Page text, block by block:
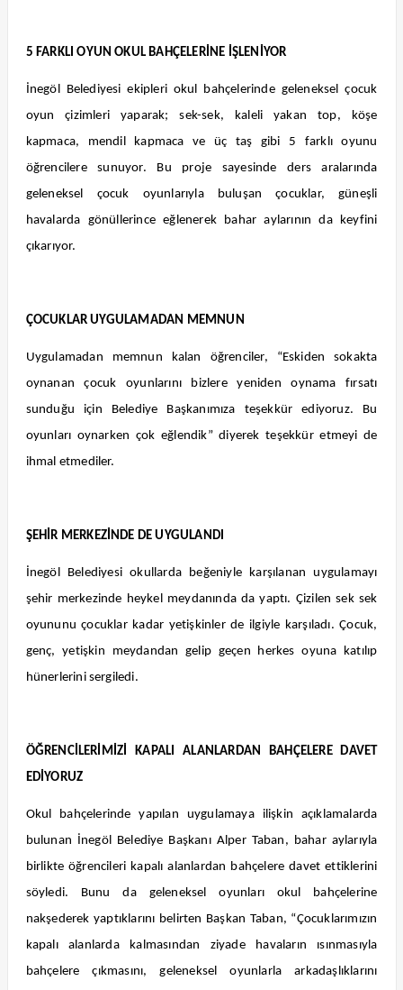
5 FARKLI OYUN OKUL BAHÇELERİNE İŞLENİYOR
İnegöl Belediyesi ekipleri okul bahçelerinde geleneksel çocuk
oyun çizimleri yaparak; sek-sek, kaleli yakan top, köşe
kapmaca, mendil kapmaca ve üç taş gibi 5 farklı oyunu
öğrencilere sunuyor. Bu proje sayesinde ders aralarında
geleneksel çocuk oyunlarıyla buluşan çocuklar, güneşli
havalarda gönüllerince eğlenerek bahar aylarının da keyfini
çıkarıyor.
ÇOCUKLAR UYGULAMADAN MEMNUN
Uygulamadan memnun kalan öğrenciler, “Eskiden sokakta
oynanan çocuk oyunlarını bizlere yeniden oynama fırsatı
sunduğu için Belediye Başkanımıza teşekkür ediyoruz. Bu
oyunları oynarken çok eğlendik” diyerek teşekkür etmeyi de
ihmal etmediler.
ŞEHİR MERKEZİNDE DE UYGULANDI
İnegöl Belediyesi okullarda beğeniyle karşılanan uygulamayı
şehir merkezinde heykel meydanında da yaptı. Çizilen sek sek
oyununu çocuklar kadar yetişkinler de ilgiyle karşıladı. Çocuk,
genç, yetişkin meydandan gelip geçen herkes oyuna katılıp
hünerlerini sergiledi.
ÖĞRENCİLERİMİZİ KAPALI ALANLARDAN BAHÇELERE DAVET
EDİYORUZ
Okul bahçelerinde yapılan uygulamaya ilişkin açıklamalarda
bulunan İnegöl Belediye Başkanı Alper Taban, bahar aylarıyla
birlikte öğrencileri kapalı alanlardan bahçelere davet ettiklerini
söyledi. Bunu da geleneksel oyunları okul bahçelerine
nakşederek yaptıklarını belirten Başkan Taban, “Çocuklarımızın
kapalı alanlarda kalmasından ziyade havaların ısınmasıyla
bahçelere çıkmasını, geleneksel oyunlarla arkadaşlıklarını